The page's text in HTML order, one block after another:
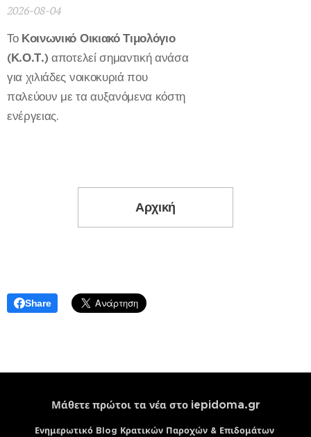
2026-08-04
Το Κοινωνικό Οικιακό Τιμολόγιο
(Κ.Ο.Τ.) αποτελεί σημαντική ανάσα
για χιλιάδες νοικοκυριά που
παλεύουν με τα αυξανόμενα κόστη
ενέργειας.
Αρχική
Share
Μάθετε πρώτοι τα νέα στο iepidoma.gr
Ενημερωτικό Blog Κρατικών Παροχών & Επιδομάτων